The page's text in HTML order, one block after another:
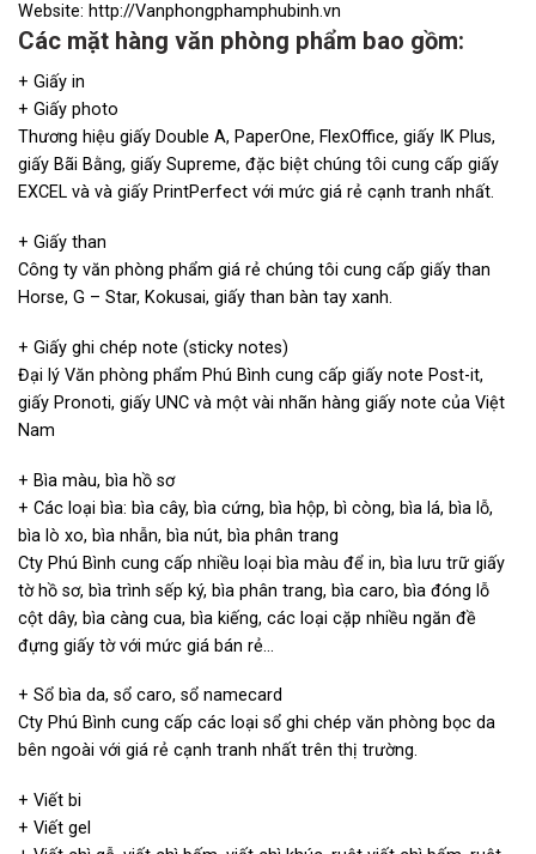
Website: http://Vanphongphamphubinh.vn
Các mặt hàng văn phòng phẩm bao gồm:
+ Giấy in
+ Giấy photo
Thương hiệu giấy Double A, PaperOne, FlexOffice, giấy IK Plus,
giấy Bãi Bằng, giấy Supreme, đặc biệt chúng tôi cung cấp giấy
EXCEL và và giấy PrintPerfect với mức giá rẻ cạnh tranh nhất.
+ Giấy than
Công ty văn phòng phẩm giá rẻ chúng tôi cung cấp giấy than
Horse, G – Star, Kokusai, giấy than bàn tay xanh.
+ Giấy ghi chép note (sticky notes)
Đại lý Văn phòng phẩm Phú Bình cung cấp giấy note Post-it,
giấy Pronoti, giấy UNC và một vài nhãn hàng giấy note của Việt
Nam
+ Bìa màu, bìa hồ sơ
+ Các loại bìa: bìa cây, bìa cứng, bìa hộp, bì còng, bìa lá, bìa lỗ,
bìa lò xo, bìa nhẫn, bìa nút, bìa phân trang
Cty Phú Bình cung cấp nhiều loại bìa màu để in, bìa lưu trữ giấy
tờ hồ sơ, bìa trình sếp ký, bìa phân trang, bìa caro, bìa đóng lỗ
cột dây, bìa càng cua, bìa kiếng, các loại cặp nhiều ngăn đề
đựng giấy tờ với mức giá bán rẻ…
+ Sổ bìa da, sổ caro, sổ namecard
Cty Phú Bình cung cấp các loại sổ ghi chép văn phòng bọc da
bên ngoài với giá rẻ cạnh tranh nhất trên thị trường.
+ Viết bi
+ Viết gel